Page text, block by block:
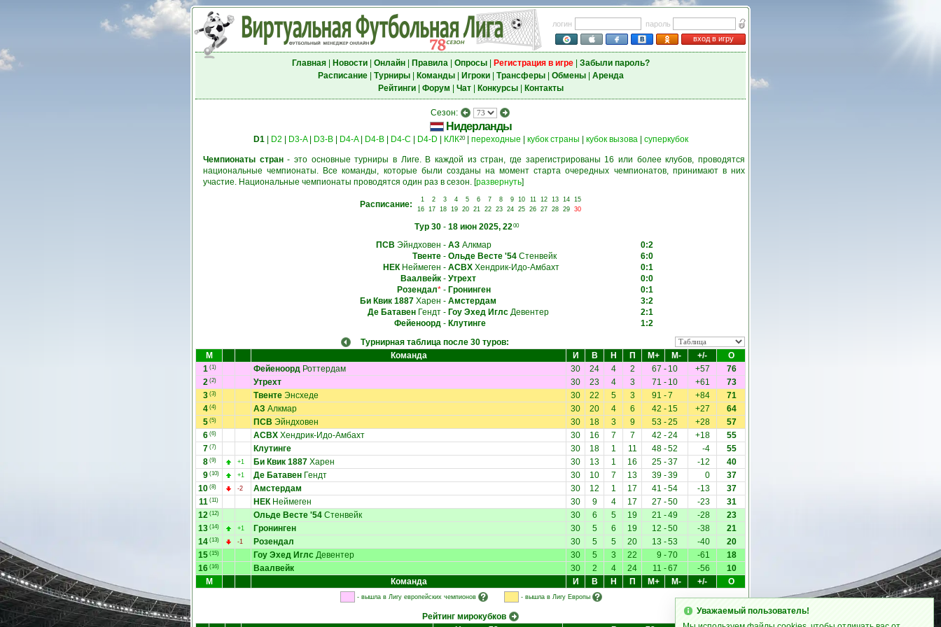
логин
пароль
вход в игру
Главная| Новости| Онлайн| Правила| Опросы| Регистрация в игре| Забыли пароль?
Расписание| Турниры| Команды| Игроки| Трансферы| Обмены| Аренда
Рейтинги| Форум Чат| Конкурсы| Контакты
Сезон:
Нидерланды
D1| D2 D3-A| D3-B| D4-A| D4-B| D4-C D4-D КЛК20| переходные кубок страны кубок вызова| суперкубок
Чемпионаты стран- это основные турниры в Лиге. В каждой из стран, где зарегистрированы 16 или более клубов, проводятся
национальные чемпионаты. Все команды, которые были созданы на момент старта очередных чемпионатов, принимают в них
участие. Национальные чемпионаты проводятся один раз в сезон. [развернуть]
Расписание: 1 2 3 4 5 6 7 8 9 10 11 12 13 14
15
16
17 18 19 20 21 22 23 24 25 26 27 28 29 30
Тур 30- 18 июн 2025, 2200
ПСВ Эйндховен - АЗ Алкмар
0:2
Твенте- Ольде Весте '54Стенвейк
6:0
НЕКНеймеген - АСВХХендрик-Идо-Амбахт
0:1
Ваалвейк- Утрехт
0:0
Розендал*- Гронинген
0:1
Би Квик 1887Харен - Амстердам
3:2
Де БатавенГендт- Гоу Эхед ИглсДевентер
2:1
Фейеноорд- Клутинге
1:2
Турнирная таблица после 30 туров:
М
Команда И В Н П М+ М- +/-
О
1 (1) Фейеноорд Роттердам 30 24 4 2 67 - 10 +57
76
2 (2) Утрехт 30 23 4 3 71 - 10 +61
73
3 (3) Твенте Энсхеде 30 22 5 3 91 -7 +84
71
4 (4) АЗ Алкмар 30 20 4 6 42 - 15 +27
64
5 (5) ПСВ Эйндховен 30 18 3 9 53 -25 +28
57
6 (6) АСВХ Хендрик-Идо-Амбахт 30 16 7 7 42 -24 +18
55
7 (7) Клутинге 30 18 1 11 48 -52 -4
55
8 (9) +1 Би Квик 1887 Харен 30 13 1 16 25 -37 -12
40
9 (10) +1 Де Батавен Гендт 30 10 7 13 39 -39 0
37
10 (8) -2 Амстердам 30 12 1 17 41 -54 -13
37
11 (11) НЕКНеймеген 30 9 4 17 27 -50 -23
31
12 (12) Ольде Весте '54 Стенвейк 30 6 5 19 21 -49 -28
23
13 (14) +1 Гронинген 30 5 6 19 12 -50 -38
21
14 (13) -1 Розендал 30 5 5 20 13 -53 -40
20
15 (15) Гоу Эхед Иглс Девентер 30 5 3 22 9 -70 -61
18
16 (16) Ваалвейк 30 2 4 24 11 -67 -56
10
М
Команда И В Н П М+ М- +/- О
- вышла в Лигу европейских чемпионов - вышла в Лигу Европы
Рейтинг мирокубков
Уважаемый пользователь!